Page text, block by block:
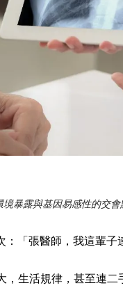
暴露與基因易感性的交會
「張醫師，我這輩子
，生活規律，甚至連